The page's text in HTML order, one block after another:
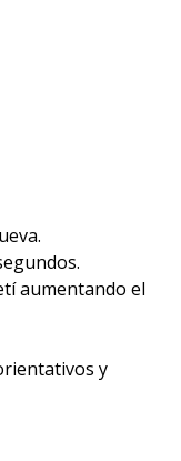
aumentando el
y